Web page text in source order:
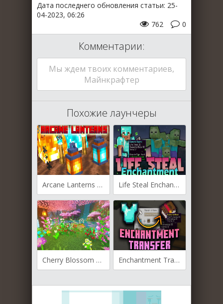
Дата последнего обновления статьи: 25-
04-2023, 06:26
0
762
Комментарии:
Мы ждем твоих комментариев,
Майнкрафтер
Похожие лаунчеры
Arcane Lanterns для Майнкрафт 1.19.2 Life Steal Enchantment для Майнкрафт [1.19.2, 1.18.2, 1.17.1]
Cherry Blossom Grotto для Майнкрафт [1.19.4, 1.19.3, 1.19.2] Enchantment Transfer для Майнкрафт [1.19.4, 1.19.2, 1.18.2]